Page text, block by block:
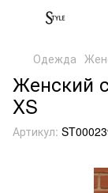
Одежда
Женский
XS
Артикул: